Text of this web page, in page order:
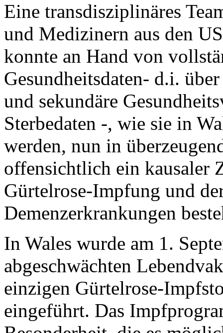
Eine transdisziplinäres
und Medizinern aus den
konnte an Hand von
Gesundheitsdaten- d.i.
und sekundäre
Sterbedaten -, wie sie in
werden, nun in
offensichtlich ein kausaler
Gürtelrose-Impfung und
Demenzerkrankungen
In Wales wurde am 1.
abgeschwächten
einzigen Gürtelrose-
eingeführt. Das